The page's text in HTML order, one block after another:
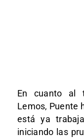
En cuanto al
Lemos, Puente
está ya
iniciando las